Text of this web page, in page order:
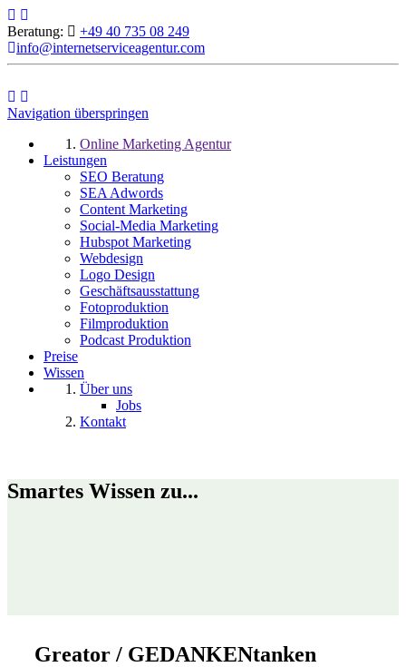
Beratung:
+49 40 735 08 249
info@internetserviceagentur.com
Navigation überspringen
Online Marketing Agentur
Leistungen
SEO Beratung
SEA Adwords
Content Marketing
Social-Media Marketing
Hubspot Marketing
Webdesign
Logo Design
Geschäftsausstattung
Fotoproduktion
Filmproduktion
Podcast Produktion
Preise
Wissen
Über uns
Jobs
Kontakt
Smartes Wissen zu...
Greator / GEDANKENtanken